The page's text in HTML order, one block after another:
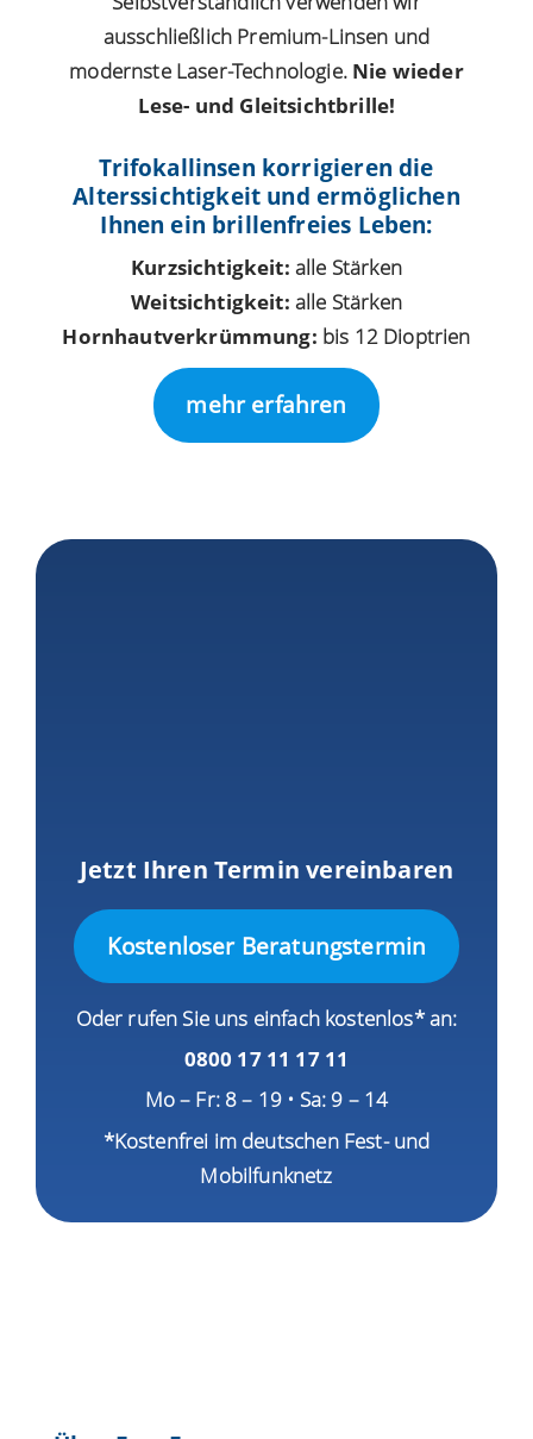
ausschließlich Premium-Linsen und
modernste Laser-Technologie. Nie wieder
Lese- und Gleitsichtbrille!
Trifokallinsen korrigieren die
Alterssichtigkeit und ermöglichen
Ihnen ein brillenfreies Leben:
Kurzsichtigkeit: alle Stärken
Weitsichtigkeit: alle Stärken
Hornhautverkrümmung: bis 12 Dioptrien
mehr erfahren
Jetzt Ihren Termin vereinbaren
Kostenloser Beratungstermin
Oder rufen Sie uns einfach kostenlos* an:
0800 17 11 17 11
Mo – Fr: 8 – 19 • Sa: 9 – 14
*Kostenfrei im deutschen Fest- und
Mobilfunknetz